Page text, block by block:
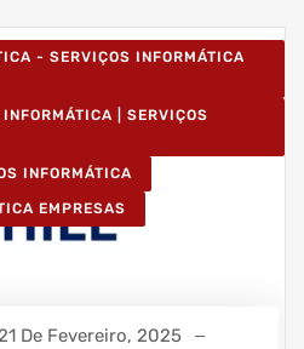
- SERVIÇOS INFORMÁTICA
| SERVIÇOS
INFORMÁTICA
EMPRESAS
De Fevereiro, 2025